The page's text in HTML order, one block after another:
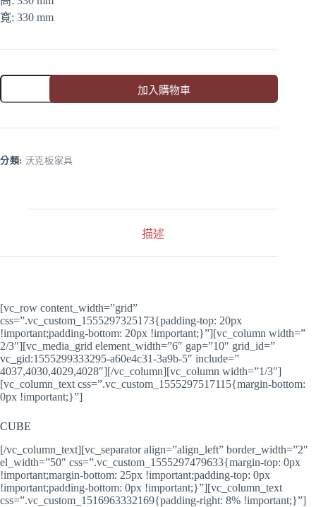
寬: 330 mm
CUBE
加入購物車
r
分類: 沃克板家具
描述
[vc_row content_width=”grid”
css=”.vc_custom_1555297325173{padding-top: 20px
!important;padding-bottom: 20px !important;}”][vc_column width=”
2/3″][vc_media_grid element_width=”6″ gap=”10″ grid_id=”
vc_gid:1555299333295-a60e4c31-3a9b-5″ include=”
4037,4030,4029,4028″][/vc_column][vc_column width=”1/3″]
[vc_column_text css=”.vc_custom_1555297517115{margin-bottom:
0px !important;}”]
CUBE
[/vc_column_text][vc_separator align=”align_left” border_width=”2″
el_width=”50″ css=”.vc_custom_1555297479633{margin-top: 0px
!important;margin-bottom: 25px !important;padding-top: 0px
!important;padding-bottom: 0px !important;}”][vc_column_text
css=”.vc_custom_1516963332169{padding-right: 8% !important;}”]